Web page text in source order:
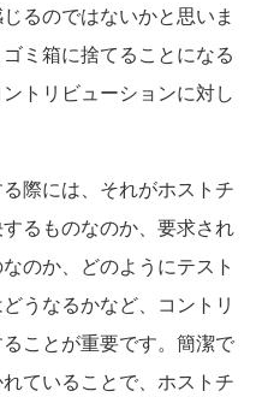
るのではないかと思いま
ミ箱に捨てることになる
トリビューションに対し
際には、それがホストチ
るものなのか、要求され
のか、どのようにテスト
うなるかなど、コントリ
ことが重要です。簡潔で
ていることで、ホストチ